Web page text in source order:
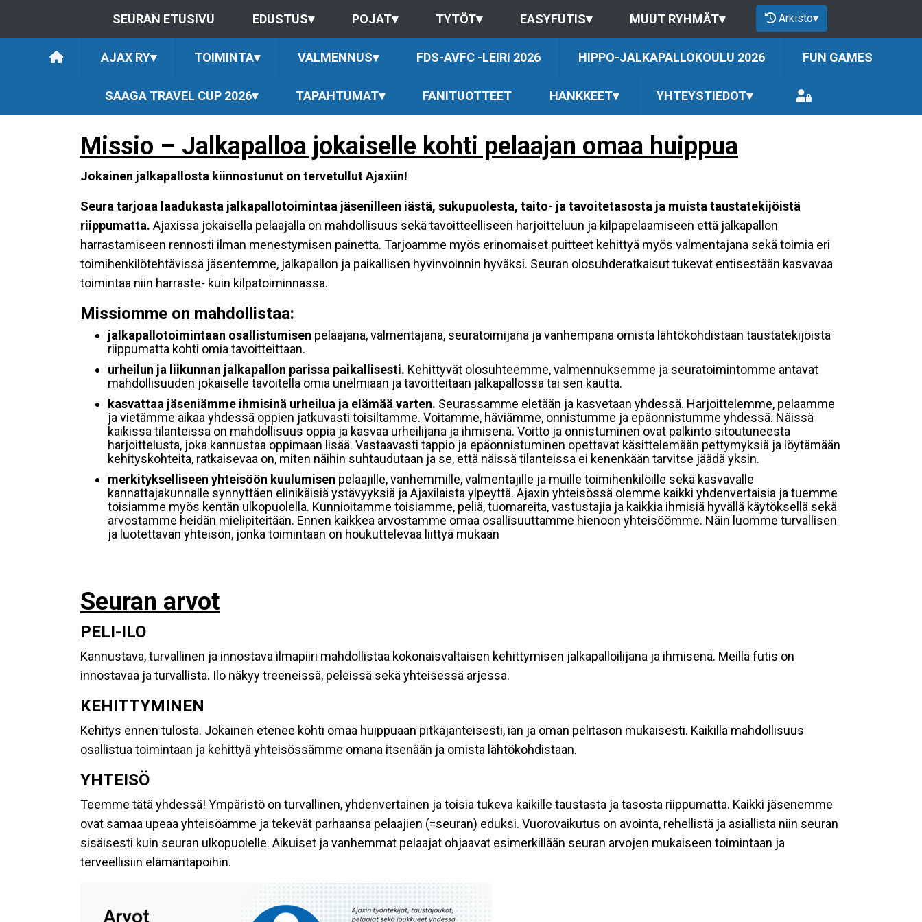
SEURAN ETUSIVU EDUSTUS▾ POJAT▾ TYTÖT▾ EASYFUTIS▾ MUUT RYHMÄT▾ Arkisto▾
AJAX RY▾ TOIMINTA▾ VALMENNUS▾ FDS-AVFC -LEIRI 2026 HIPPO-JALKAPALLOKOULU 2026 FUN GAMES
SAAGA TRAVEL CUP 2026▾ TAPAHTUMAT▾ FANITUOTTEET HANKKEET▾ YHTEYSTIEDOT▾
Missio – Jalkapalloa jokaiselle kohti pelaajan omaa huippua
Jokainen jalkapallosta kiinnostunut on tervetullut Ajaxiin!
Seura tarjoaa laadukasta jalkapallotoimintaa jäsenilleen iästä, sukupuolesta, taito- ja tavoitetasosta ja muista taustatekijöistä
riippumatta. Ajaxissa jokaisella pelaajalla on mahdollisuus sekä tavoitteelliseen harjoitteluun ja kilpapelaamiseen että jalkapallon
harrastamiseen rennosti ilman menestymisen painetta. Tarjoamme myös erinomaiset puitteet kehittyä myös valmentajana sekä toimia eri
toimihenkilötehtävissä jäsentemme, jalkapallon ja paikallisen hyvinvoinnin hyväksi. Seuran olosuhderatkaisut tukevat entisestään kasvavaa
toimintaa niin harraste- kuin kilpatoiminnassa.
Missiomme on mahdollistaa:
jalkapallotoimintaan osallistumisen pelaajana, valmentajana, seuratoimijana ja vanhempana omista lähtökohdistaan taustatekijöistä
riippumatta kohti omia tavoitteittaan.
urheilun ja liikunnan jalkapallon parissa paikallisesti. Kehittyvät olosuhteemme, valmennuksemme ja seuratoimintomme antavat
mahdollisuuden jokaiselle tavoitella omia unelmiaan ja tavoitteitaan jalkapallossa tai sen kautta.
kasvattaa jäseniämme ihmisinä urheilua ja elämää varten. Seurassamme eletään ja kasvetaan yhdessä. Harjoittelemme, pelaamme
ja vietämme aikaa yhdessä oppien jatkuvasti toisiltamme. Voitamme, häviämme, onnistumme ja epäonnistumme yhdessä. Näissä
kaikissa tilanteissa on mahdollisuus oppia ja kasvaa urheilijana ja ihmisenä. Voitto ja onnistuminen ovat palkinto sitoutuneesta
harjoittelusta, joka kannustaa oppimaan lisää. Vastaavasti tappio ja epäonnistuminen opettavat käsittelemään pettymyksiä ja löytämään
kehityskohteita, ratkaisevaa on, miten näihin suhtaudutaan ja se, että näissä tilanteissa ei kenenkään tarvitse jäädä yksin.
merkitykselliseen yhteisöön kuulumisen pelaajille, vanhemmille, valmentajille ja muille toimihenkilöille sekä kasvavalle
kannattajakunnalle synnyttäen elinikäisiä ystävyyksiä ja Ajaxilaista ylpeyttä. Ajaxin yhteisössä olemme kaikki yhdenvertaisia ja tuemme
toisiamme myös kentän ulkopuolella. Kunnioitamme toisiamme, peliä, tuomareita, vastustajia ja kaikkia ihmisiä hyvällä käytöksellä sekä
arvostamme heidän mielipiteitään. Ennen kaikkea arvostamme omaa osallisuuttamme hienoon yhteisöömme. Näin luomme turvallisen
ja luotettavan yhteisön, jonka toimintaan on houkuttelevaa liittyä mukaan
Seuran arvot
PELI-ILO
Kannustava, turvallinen ja innostava ilmapiiri mahdollistaa kokonaisvaltaisen kehittymisen jalkapalloilijana ja ihmisenä. Meillä futis on
innostavaa ja turvallista. Ilo näkyy treeneissä, peleissä sekä yhteisessä arjessa.
KEHITTYMINEN
Kehitys ennen tulosta. Jokainen etenee kohti omaa huippuaan pitkäjänteisesti, iän ja oman pelitason mukaisesti. Kaikilla mahdollisuus
osallistua toimintaan ja kehittyä yhteisössämme omana itsenään ja omista lähtökohdistaan.
YHTEISÖ
Teemme tätä yhdessä! Ympäristö on turvallinen, yhdenvertainen ja toisia tukeva kaikille taustasta ja tasosta riippumatta. Kaikki jäsenemme
ovat samaa upeaa yhteisöämme ja tekevät parhaansa pelaajien (=seuran) eduksi. Vuorovaikutus on avointa, rehellistä ja asiallista niin seuran
sisäisesti kuin seuran ulkopuolelle. Aikuiset ja vanhemmat pelaajat ohjaavat esimerkillään seuran arvojen mukaiseen toimintaan ja
terveellisiin elämäntapoihin.